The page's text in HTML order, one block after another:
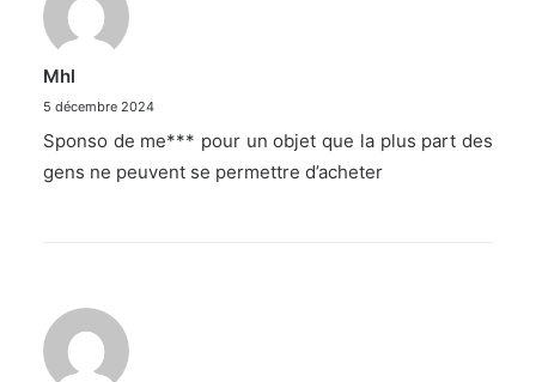
Mhl
5 décembre 2024
Sponso de me*** pour un objet que la plus part des
gens ne peuvent se permettre d’acheter